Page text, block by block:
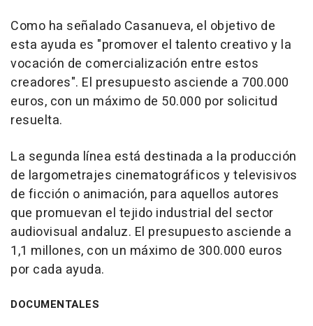
Como ha señalado Casanueva, el objetivo de
esta ayuda es "promover el talento creativo y la
vocación de comercialización entre estos
creadores". El presupuesto asciende a 700.000
euros, con un máximo de 50.000 por solicitud
resuelta.
La segunda línea está destinada a la producción
de largometrajes cinematográficos y televisivos
de ficción o animación, para aquellos autores
que promuevan el tejido industrial del sector
audiovisual andaluz. El presupuesto asciende a
1,1 millones, con un máximo de 300.000 euros
por cada ayuda.
DOCUMENTALES